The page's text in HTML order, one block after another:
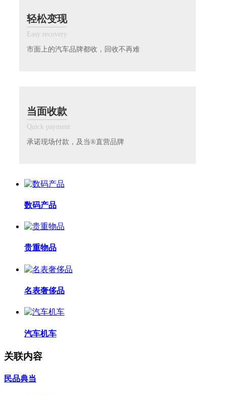
轻松变现
Easy recovery
市面上的汽车品牌都收，回收不再难
当面收款
Quick payment
承诺现场付款，及当®直营品牌
数码产品
贵重物品
名表奢侈品
汽车机车
关联内容
民品典当